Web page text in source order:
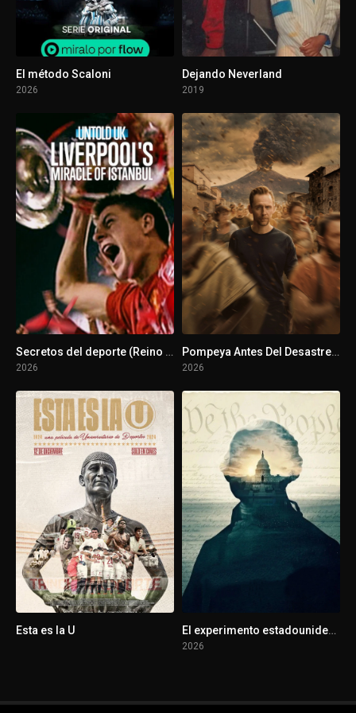
1 - 6 Episodio 6
1 - 7 Episodio 7
1 - 8
1 - 9 Episodio 9
1 - 10 Episodio 10
El método Scaloni
2026
Dejando Neverland
2019
Secretos del deporte (Reino Unido): El milagro de Estambul
2026
Pompeya Antes Del Desastre, Con Tom Hiddleston
2026
Esta es la U El experimento estadounidense
2026